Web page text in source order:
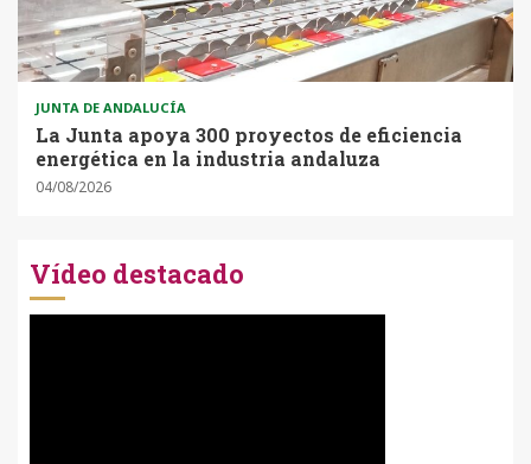
JUNTA DE ANDALUCÍA
La Junta apoya 300 proyectos de eficiencia
energética en la industria andaluza
04/08/2026
Vídeo destacado